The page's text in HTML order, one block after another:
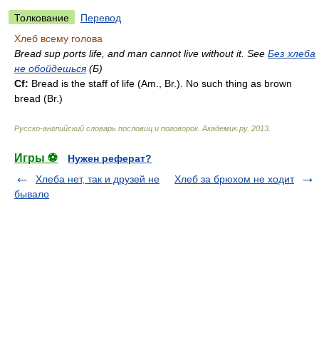
Толкование
Перевод
Хлеб всему голова
Bread sup ports life, and man cannot live without it. See Без хлеба
не обойдешься(Б)
Cf: Bread is the staff of life (Am. Br.). No such thing as brown
bread (Br.)
Русско-английский словарь пословиц и поговорок. Академик.ру. 2013
Игры ⚽
Нужен реферат?
Хлеба нет, так и друзей не
бывало
Хлеб за брюхом не ходит